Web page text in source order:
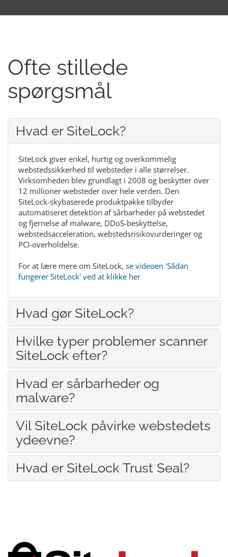
Ofte stillede
spørgsmål
Hvad er SiteLock?
SiteLock giver enkel, hurtig og overkommelig
webstedssikkerhed til websteder i alle størrelser.
Virksomheden blev grundlagt i 2008 og beskytter over
12 millioner websteder over hele verden. Den
SiteLock-skybaserede produktpakke tilbyder
automatiseret detektion af sårbarheder på webstedet
og fjernelse af malware, DDoS-beskyttelse,
webstedsacceleration, webstedsrisikovurderinger og
PCI-overholdelse.
For at lære mere om SiteLock, se videoen 'Sådan
fungerer SiteLock' ved at klikke her
Hvad gør SiteLock?
Hvilke typer problemer scanner
SiteLock efter?
Hvad er sårbarheder og
malware?
Vil SiteLock påvirke webstedets
ydeevne?
Hvad er SiteLock Trust Seal?